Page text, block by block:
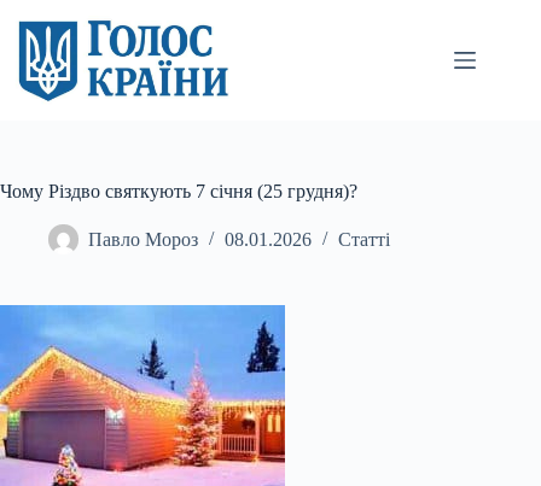
вмісту
Чому Різдво святкують 7 січня (25 грудня)?
Павло Мороз 08.01.2026 Статті